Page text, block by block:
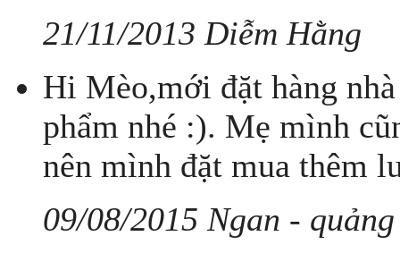
21/11/2013 Diễm Hằng
Hi Mèo,mới đặt hàng
phẩm nhé :). Mẹ mình
nên mình đặt mua thêm
09/08/2015 Ngan -